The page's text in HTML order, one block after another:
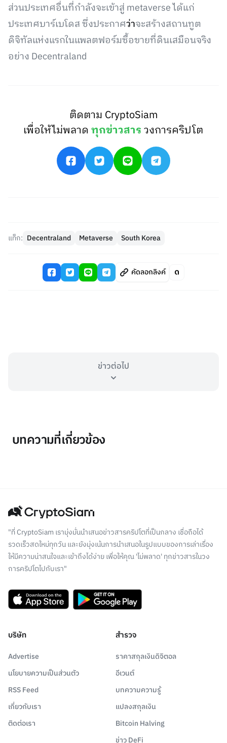
ส่วนประเทศอื่นที่กำลังจะเข้าสู่ metaverse ได้แก่
ประเทศบาร์เบโดส ซึ่งประกาศว่าจะสร้างสถานทูต
ดิจิทัลแห่งแรกในแพลตฟอร์มซื้อขายที่ดินเสมือนจริง
อย่าง Decentraland
ติดตาม CryptoSiam
เพื่อให้ไม่พลาดทุกข่าวสารวงการคริปโต
แท็ก: Decentraland Metaverse South Korea
คัดลอกลิงค์
ข่าวต่อไป
บทความที่เกี่ยวข้อง
"ที่ CryptoSiam เรามุ่งมั่นนำเสนอข่าวสารคริปโตที่เป็นกลาง เชื่อถือได้
รวดเร็วสดใหม่ทุกวัน และยังมุ่งเน้นการนำเสนอในรูปแบบของการเล่าเรื่อง
ให้มีความน่าสนใจและเข้าถึงได้ง่าย เพื่อให้คุณ 'ไม่พลาด' ทุกข่าวสารในวง
การคริปโตไปกับเรา"
บริษัท
Advertise
นโยบายความเป็นส่วนตัว
RSS Feed
เกี่ยวกับเรา
ติดต่อเรา
สำรวจ
ราคาสกุลเงินดิจิตอล
อีเวนต์
บทความความรู้
แปลงสกุลเงิน
Bitcoin Halving
ข่าว DeFi